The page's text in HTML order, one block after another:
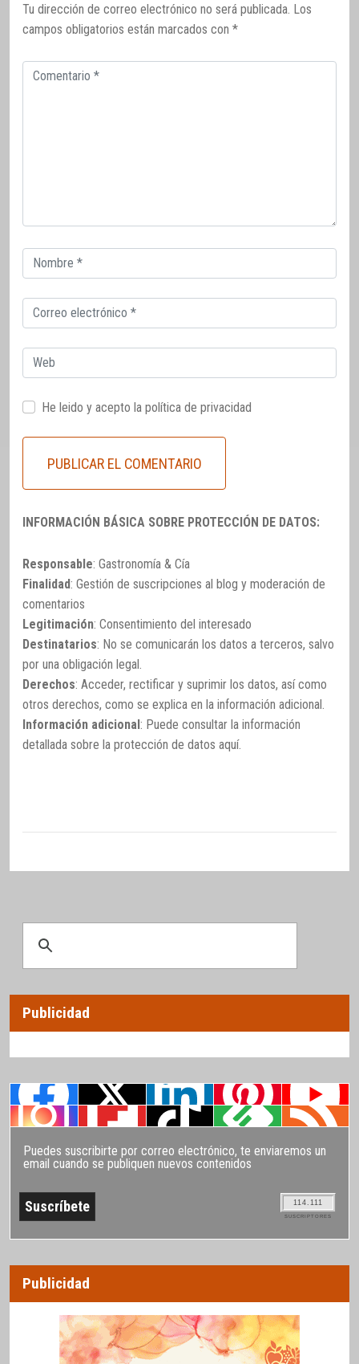
Tu dirección de correo electrónico no será publicada. Los
campos obligatorios están marcados con *
Comentario
Correo
electrónico
Correo
electrónico
Web
He leido y acepto la política de privacidad
INFORMACIÓN BÁSICA SOBRE PROTECCIÓN DE DATOS:
Responsable: Gastronomía & Cía
Finalidad: Gestión de suscripciones al blog y moderación de
comentarios
Legitimación: Consentimiento del interesado
Destinatarios: No se comunicarán los datos a terceros, salvo
por una obligación legal.
Derechos: Acceder, rectificar y suprimir los datos, así como
otros derechos, como se explica en la información adicional.
Información adicional: Puede consultar la información
detallada sobre la protección de datos aquí.
Publicidad
Puedes suscribirte por correo electrónico, te enviaremos un
email cuando se publiquen nuevos contenidos
114.111
SUSCRIPTORES
Publicidad